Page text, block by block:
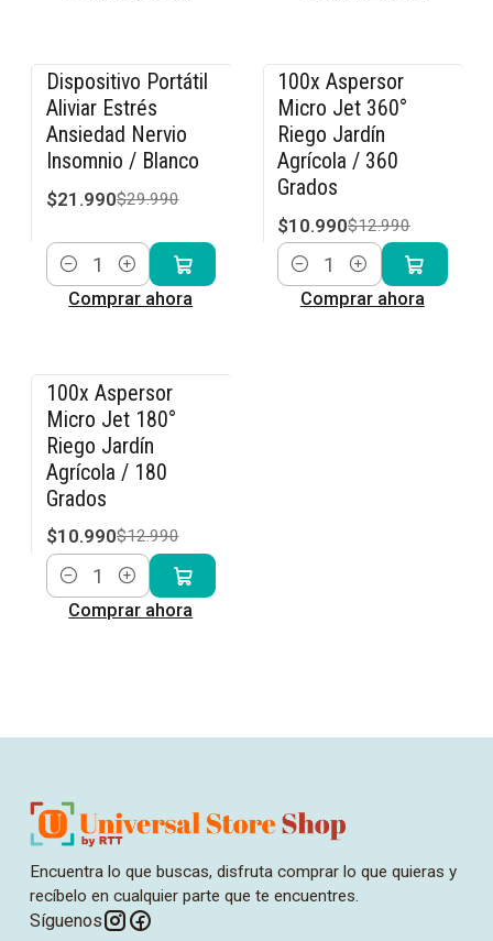
-27% OFF
Dispositivo Portátil
Aliviar Estrés
Ansiedad Nervio
Insomnio / Blanco
$21.990$29.990
Cantidad
Comprar ahora
-15% OFF
100x Aspersor
Micro Jet 360°
Riego Jardín
Agrícola / 360
Grados
$10.990$12.990
Cantidad
Comprar ahora
-15% OFF
100x Aspersor
Micro Jet 180°
Riego Jardín
Agrícola / 180
Grados
$10.990$12.990
Cantidad
Comprar ahora
Encuentra lo que buscas, disfruta comprar lo que quieras y
recíbelo en cualquier parte que te encuentres.
Síguenos